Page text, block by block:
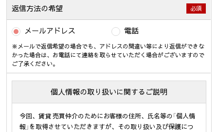
返信方法の希望 必須
メールアドレス 電話
※メールで返信希望の場合でも、アドレスの間違い等により返信ができな
かった場合は、お電話にて連絡を取らせていただく場合がございますので
ご了承ください。
個人情報の取り扱いに関するご説明
今回、賃貸 売買仲介のためにお客様の住所、氏名等の「個人情
報」を取得させていただきますが、その取り扱い及び保護につ